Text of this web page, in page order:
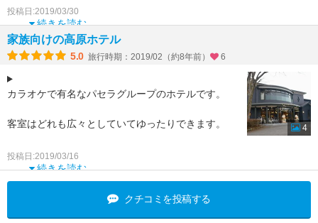
フォレスト館の1階はゲームコーナーのため、夜10
続きを読む
投稿日:2019/03/30
家族向けの高原ホテル
5.0 旅行時期：2019/02（約8年前） 6
カラオケで有名なパセラグループのホテルです。
客室はどれも広々としていてゆったりできます。
外にはパターゴルフ場や小さなグランピング、館内
にはボルタリングやダーツ、ビリヤードなど、アク
ティ
続きを読む
投稿日:2019/03/16
4
クチコミを投稿する